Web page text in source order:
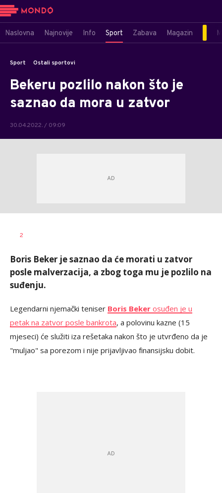
Naslovna Najnovije Info Sport Zabava Magazin
Sport Ostali sportovi
Bekeru pozlilo nakon što je
saznao da mora u zatvor
30.04.2022. / 09:09
AUTOR
2
Boris Beker je saznao da će morati u zatvor
posle malverzacija, a zbog toga mu je pozlilo na
suđenju.
Legendarni njemački teniser Boris Beker osuđen je u
petak na zatvor posle bankrota, a polovinu kazne (15
mjeseci) će služiti iza rešetaka nakon što je utvrđeno da je
"muljao" sa porezom i nije prijavljivao finansijsku dobit.